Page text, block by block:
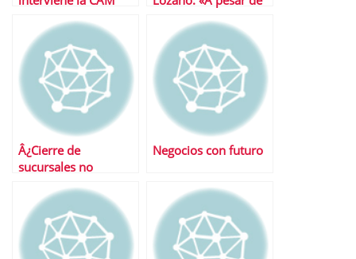
de Iberia Express no
es negociable»
Â¿Cierre de
sucursales no
Negocios con futuro